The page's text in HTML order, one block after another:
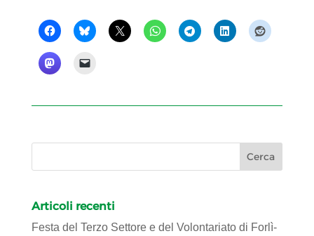
Articoli recenti
Festa del Terzo Settore e del Volontariato di Forlì-